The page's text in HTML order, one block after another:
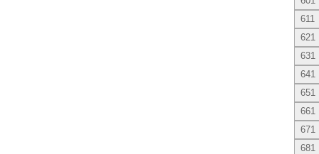
611
621
631
641
651
661
671
681